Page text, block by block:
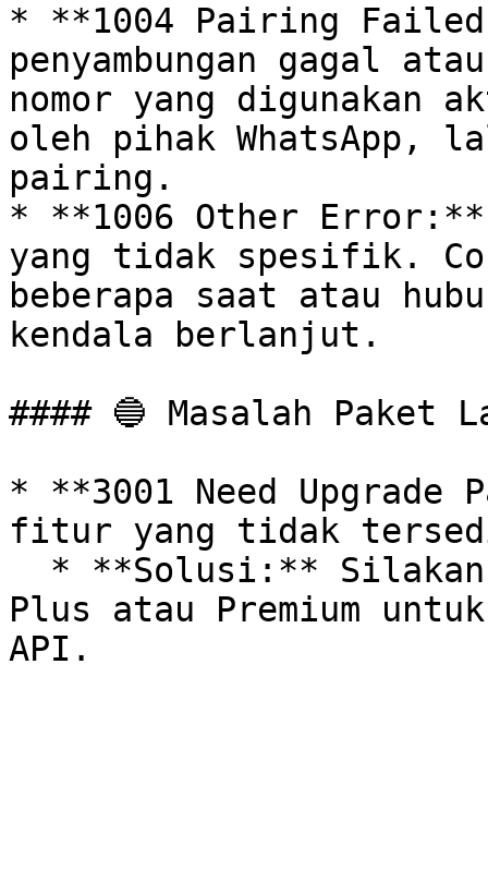
* **1004 Pairing
penyambungan gagal
nomor yang
oleh pihak WhatsApp,
pairing.
* **1006 Other
yang tidak spesifik.
beberapa saat atau
kendala berlanjut.
#### 🔵 Masalah Paket
* **3001 Need Upgrade
fitur yang tidak
Plus atau Premium